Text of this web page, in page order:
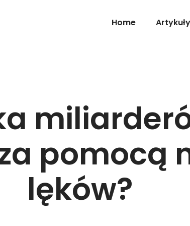
Home Artykuły
pomocą
lęków?